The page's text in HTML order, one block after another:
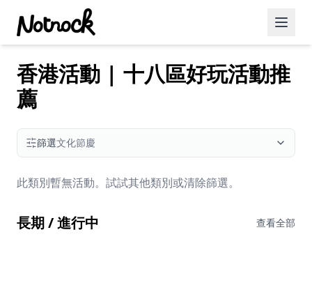
精選活動
博客文章
約會好去處
美食佳餚
品酒
咖啡廳
香港活動 | 十八區好玩活動推
薦
篩選文化節慶
此類別暫無活動。試試其他類別或清除篩選。
長期 / 進行中 查看全部